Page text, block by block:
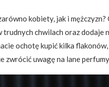
kobiety, jak i
chwilach oraz dodaje
ochotę kupić kilka
zwrócić uwagę na lane